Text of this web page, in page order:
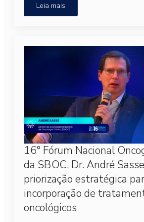
Leia mais
16° Fórum Nacional
da SBOC, Dr. André
priorização estratégica
incorporação de
oncológicos